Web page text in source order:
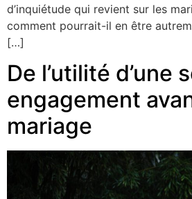
d’inquiétude qui revient sur les
comment pourrait-il en être
[…]
De l’utilité d’une
engagement
mariage